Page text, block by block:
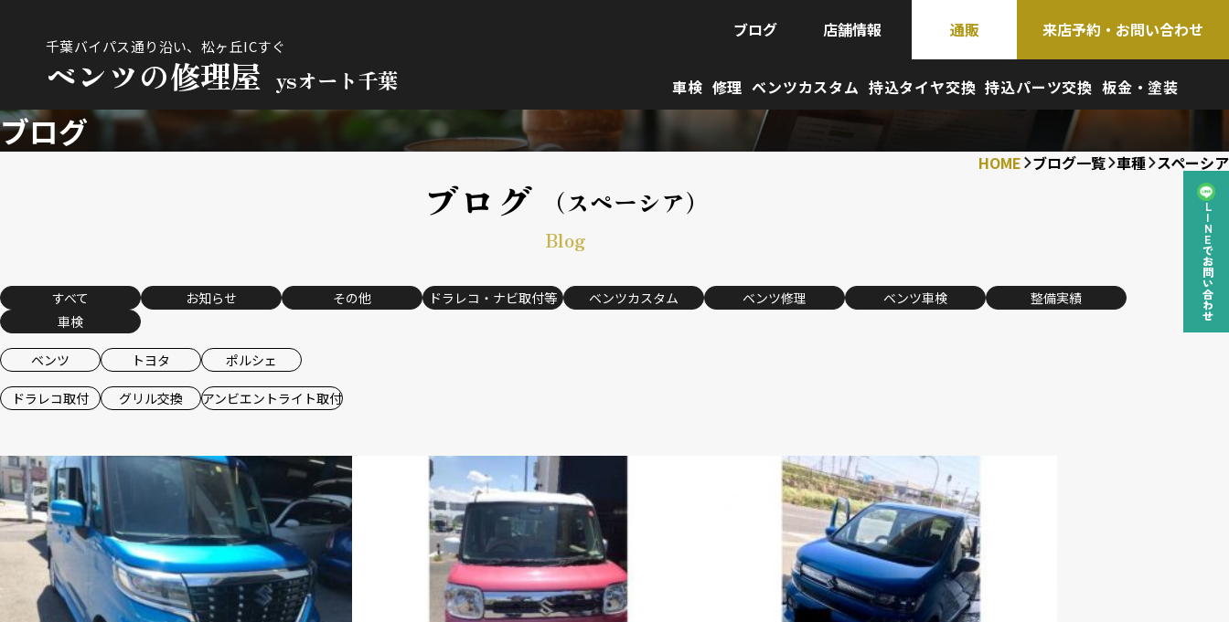
千葉バイパス通り沿い、松ヶ丘ICすぐ
ベンツの修理屋 ysオート千葉
ブログ 店舗情報 通販 来店予約・お問い合わせ
車検 修理 ベンツカスタム 持込タイヤ交換 持込パーツ交換 板金・塗装
LINEでお問い合わせ
ブログ
HOME ブログ一覧 車種 スペーシア
ブログ （スペーシア）
Blog
すべて お知らせ その他 ドラレコ・ナビ取付等 ベンツカスタム ベンツ修理 ベンツ車検
整備実績
車検
ベンツ トヨタ ポルシェ
ドラレコ取付 グリル交換 アンビエントライト取付